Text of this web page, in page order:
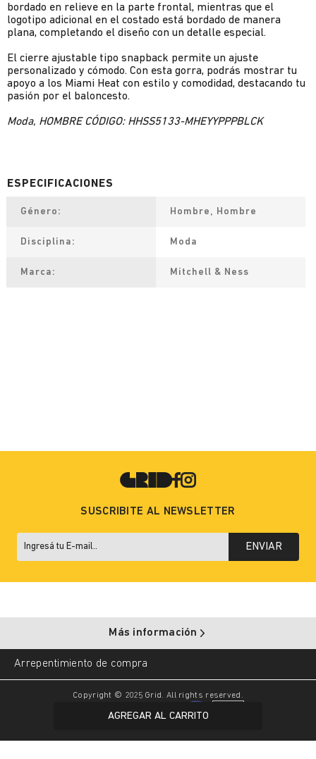
AGREGAR AL CARRITO
bordado en relieve en la parte frontal, mientras que el
logotipo adicional en el costado está bordado de manera
plana, completando el diseño con un detalle especial.
El cierre ajustable tipo snapback permite un ajuste
personalizado y cómodo. Con esta gorra, podrás mostrar tu
apoyo a los Miami Heat con estilo y comodidad, destacando tu
pasión por el baloncesto.
Moda, HOMBRE CÓDIGO: HHSS5133-MHEYYPPPBLCK
Género Hombre, Hombre
Disciplina Moda
Marca Mitchell & Ness
SUSCRIBITE AL NEWSLETTER
ENVIAR
Más información
Arrepentimiento de compra
Copyright © 2025 Grid. All rights reserved.